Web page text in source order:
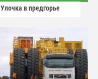
Улочка в предгорье